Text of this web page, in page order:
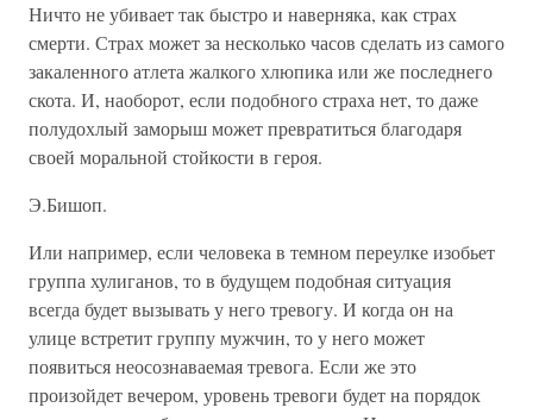
Ничто не убивает так быстро и наверняка, как страх
смерти. Страх может за несколько часов сделать из самого
закаленного атлета жалкого хлюпика или же последнего
скота. И, наоборот, если подобного страха нет, то даже
полудохлый заморыш может превратиться благодаря
своей моральной стойкости в героя.
Э.Бишоп.
Или например, если человека в темном переулке изобьет
группа хулиганов, то в будущем подобная ситуация
всегда будет вызывать у него тревогу. И когда он на
улице встретит группу мужчин, то у него может
появиться неосознаваемая тревога. Если же это
произойдет вечером, уровень тревоги будет на порядок